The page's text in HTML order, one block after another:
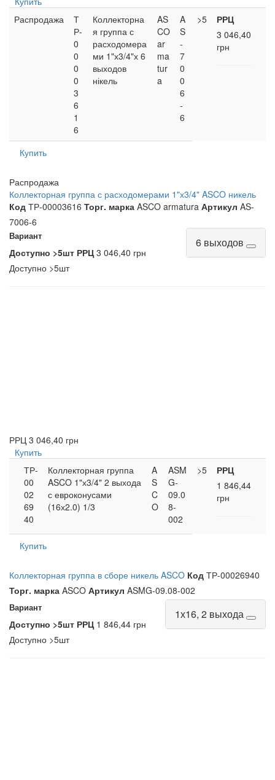
Распродажа
Т
Р-
0
0
0
0
3
6
1
6
Коллекторна
я группа с
расходомера
ми 1"х3/4"х 6
выходов
нікель
AS
CO
ar
ma
tur
a
A
S
-
7
0
0
6
-
6
>5
РРЦ
3 046,40
грн
Купить
Распродажа
Коллекторная группа с расходомерами 1"х3/4" ASCO никель
Код ТР-00003616 Торг. марка ASCO armatura Артикул AS-
7006-6
Вариант 6 выходов
Доступно >5шт РРЦ3 046,40 грн
Доступно >5шт
РРЦ 3 046,40 грн
Купить
ТР-
00
02
69
40
Коллекторная группа
ASCO 1"х3/4" 2 выхода
с евроконусами
(16х2.0) 1/3
A
S
C
O
ASM
G-
09.0
8-
002
>5
РРЦ
1 846,44
грн
Купить
Коллекторная группа в сборе никель ASCO Код ТР-00026940
Торг. марка ASCO Артикул ASMG-09.08-002
Вариант 1х16, 2 выхода
Доступно >5шт РРЦ1 846,44 грн
Доступно >5шт